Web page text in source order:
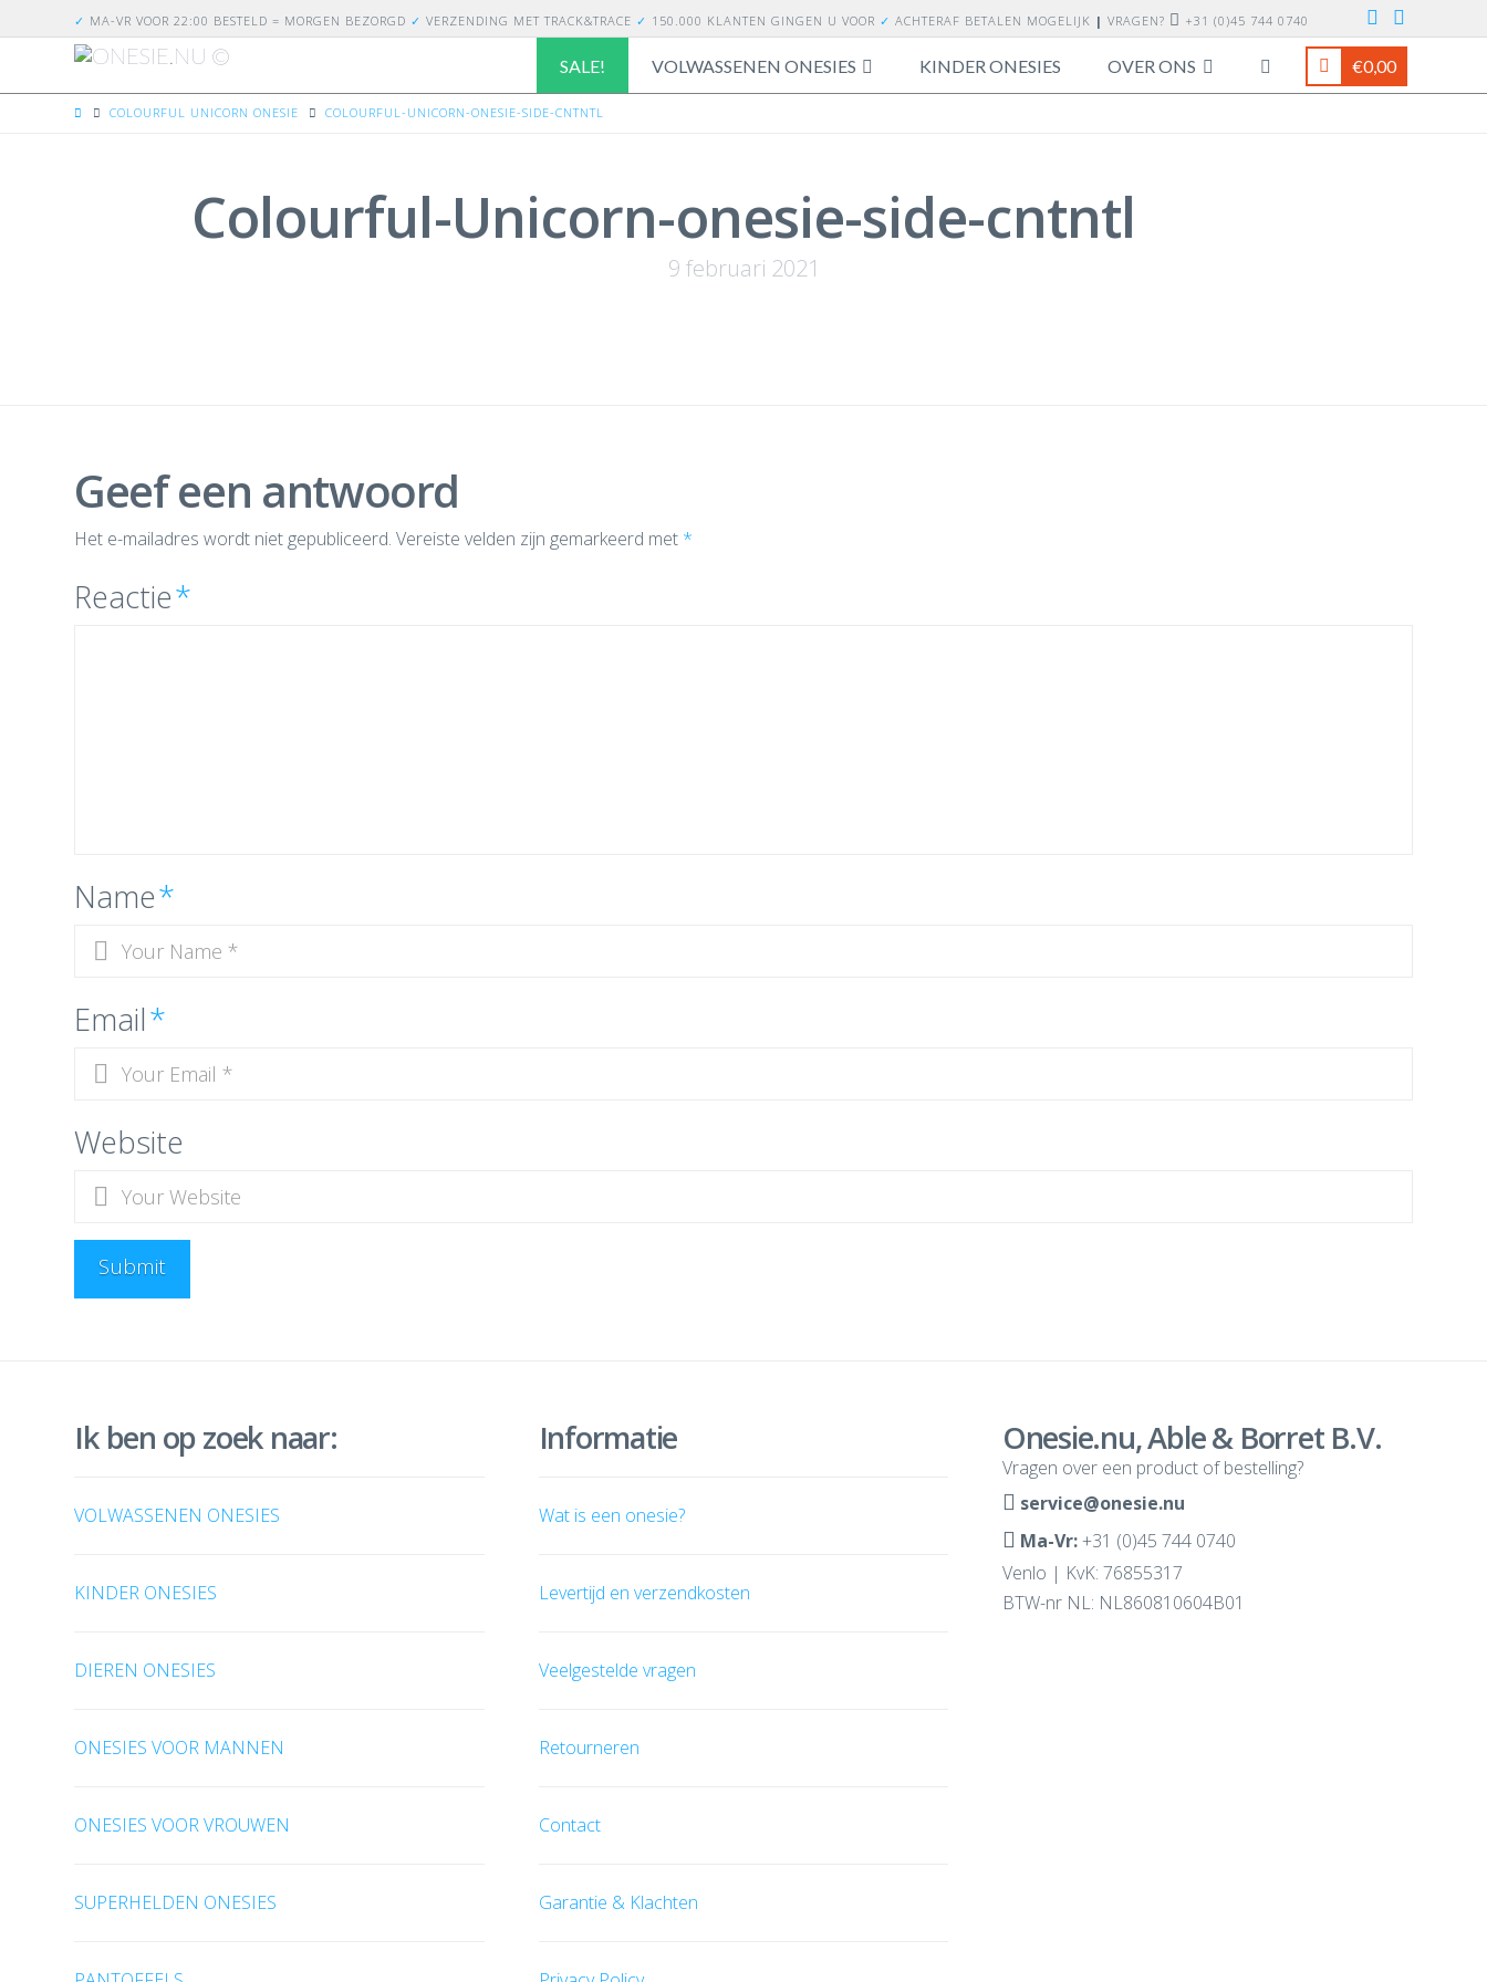
✓ MA-VR VOOR 22:00 BESTELD = MORGEN BEZORGD ✓ VERZENDING MET TRACK&TRACE ✓ 150.000 KLANTEN GINGEN U VOOR ✓ACHTERAF BETALEN MOGELIJK | VRAGEN? +31 (0)45 744 0740
SALE! VOLWASSENEN ONESIES KINDER ONESIES OVER ONS €0,00
HOMECOLOURFUL UNICORN ONESIE COLOURFUL-UNICORN-ONESIE-SIDE-CNTNTL
Colourful-Unicorn-onesie-side-cntntl
9 februari 2021
Geef een antwoord
Het e-mailadres wordt niet gepubliceerd. Vereiste velden zijn gemarkeerd met *
Reactie*
Name*
Email*
Website
Ik ben op zoek naar:
VOLWASSENEN ONESIES
KINDER ONESIES
DIEREN ONESIES
ONESIES VOOR MANNEN
ONESIES VOOR VROUWEN
SUPERHELDEN ONESIES
Informatie
Wat is een onesie?
Levertijd en verzendkosten
Veelgestelde vragen
Retourneren
Contact
Garantie & Klachten
Onesie.nu, Able & Borret B.V.
Vragen over een product of bestelling?
service@onesie.nu
Ma-Vr:+31 (0)45 744 0740
Venlo | KvK: 76855317
BTW-nr NL: NL860810604B01